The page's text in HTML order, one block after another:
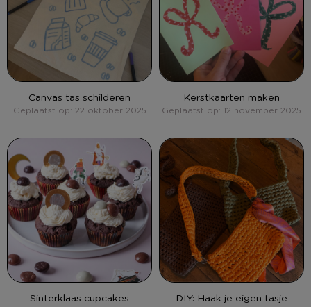
Canvas tas schilderen
Geplaatst op: 22 oktober 2025
Kerstkaarten maken
Geplaatst op: 12 november 2025
Sinterklaas cupcakes DIY: Haak je eigen tasje